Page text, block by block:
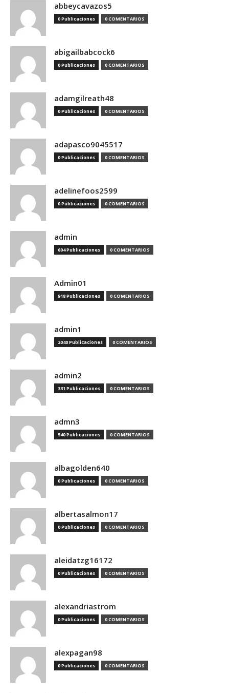
abbeycavazos5
0 Publicaciones 0 COMENTARIOS
abigailbabcock6
0 Publicaciones 0 COMENTARIOS
adamgilreath48
0 Publicaciones 0 COMENTARIOS
adapasco9045517
0 Publicaciones 0 COMENTARIOS
adelinefoos2599
0 Publicaciones 0 COMENTARIOS
admin
604 Publicaciones 0 COMENTARIOS
Admin01
918 Publicaciones 0 COMENTARIOS
admin1
2040 Publicaciones 0 COMENTARIOS
admin2
331 Publicaciones 0 COMENTARIOS
admn3
540 Publicaciones 0 COMENTARIOS
albagolden640
0 Publicaciones 0 COMENTARIOS
albertasalmon17
0 Publicaciones 0 COMENTARIOS
aleidatzg16172
0 Publicaciones 0 COMENTARIOS
alexandriastrom
0 Publicaciones 0 COMENTARIOS
alexpagan98
0 Publicaciones 0 COMENTARIOS